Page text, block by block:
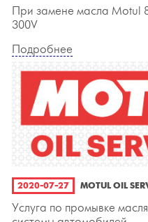
При замене масла Motul
300V
Подробнее
2020-07-27 MOTUL OIL
Услуга по промывке